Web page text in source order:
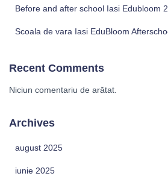
Before and after school Iasi Edubloom
Scoala de vara Iasi EduBloom
Recent Comments
Niciun comentariu de arătat.
Archives
august 2025
iunie 2025